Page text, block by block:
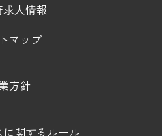
求人情報
マップ
方針
関するルール